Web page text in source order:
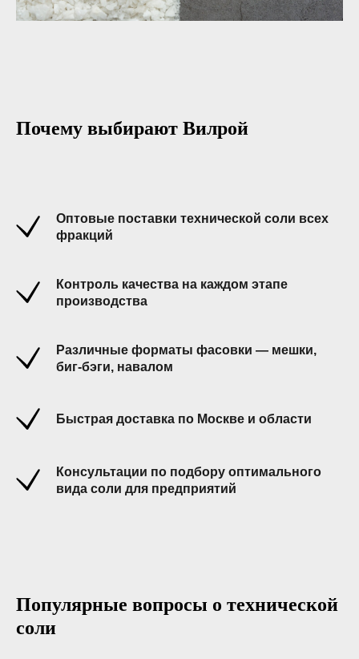
Почему выбирают Вилрой
Оптовые поставки технической соли всех
фракций
Контроль качества на каждом этапе
производства
Различные форматы фасовки — мешки,
биг-бэги, навалом
Быстрая доставка по Москве и области
Консультации по подбору оптимального
вида соли для предприятий
Популярные вопросы о технической
соли